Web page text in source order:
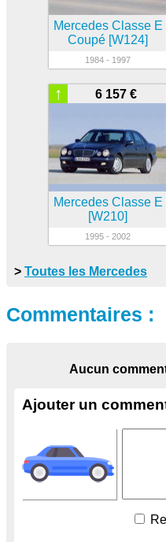
Mercedes Classe E
Coupé [W124]
1984 - 1997
6 157 €
↑
Mercedes Classe E
[W210]
1995 - 2002
> Toutes les Mercedes
Commentaires :
Aucun
Ajouter un